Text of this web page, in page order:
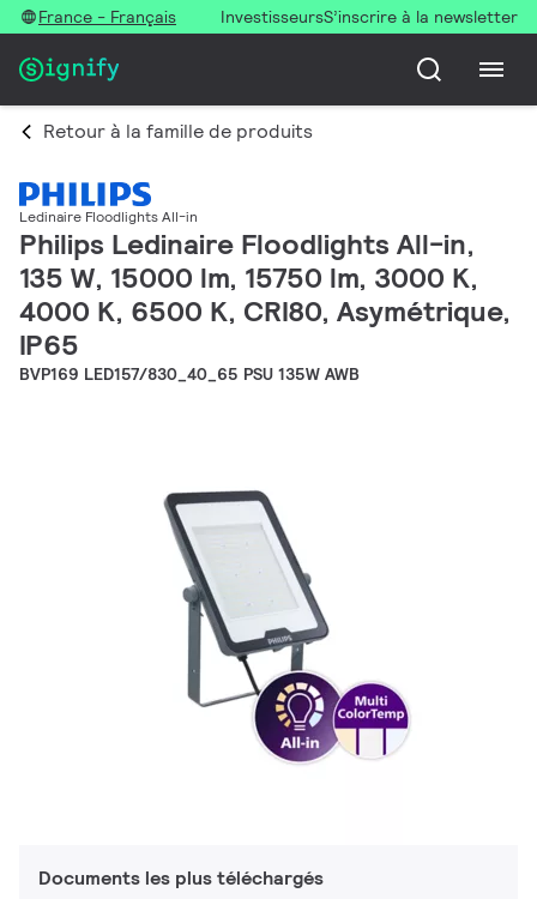
France - Français InvestisseursS’inscrire à la newsletter
Retour à la famille de produits
Ledinaire Floodlights All-in
Philips Ledinaire Floodlights All-in,
135 W, 15000 lm, 15750 lm, 3000 K,
4000 K, 6500 K, CRI80, Asymétrique,
IP65
BVP169 LED157/830_40_65 PSU 135W AWB
Documents les plus téléchargés